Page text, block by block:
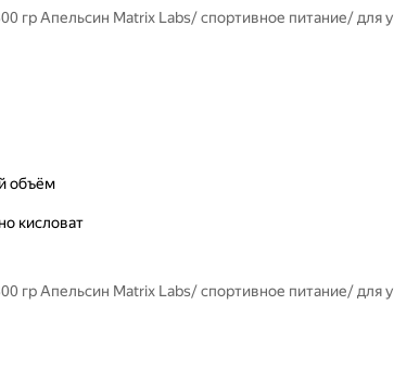
гр Апельсин Matrix Labs/ спортивное питание/ для
объём
кисловат
гр Апельсин Matrix Labs/ спортивное питание/ для